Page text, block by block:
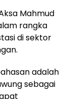
Mahmud
rangka
di sektor
adalah
sebagai